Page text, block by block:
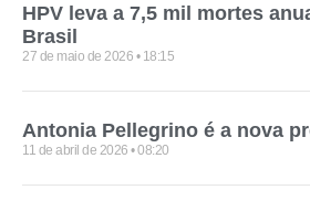
HPV leva a 7,5 mil mortes
Brasil
27 de maio de 2026 18:15
Antonia Pellegrino é a nova
11 de abril de 2026 08:20